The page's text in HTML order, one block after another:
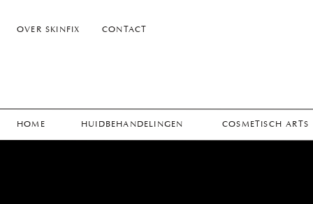
CONTACT
OVER SKINFIX
HOME HUIDBEHANDELINGEN COSMETISCH ARTS